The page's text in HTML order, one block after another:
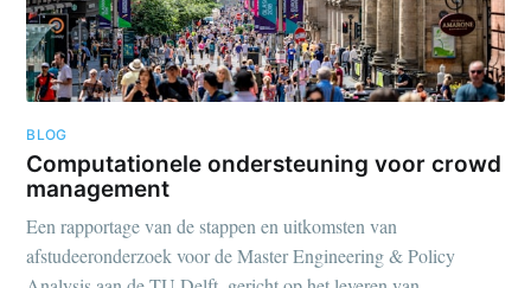
BLOG
Computationele ondersteuning voor crowd
management
Een rapportage van de stappen en uitkomsten van
afstudeeronderzoek voor de Master Engineering & Policy